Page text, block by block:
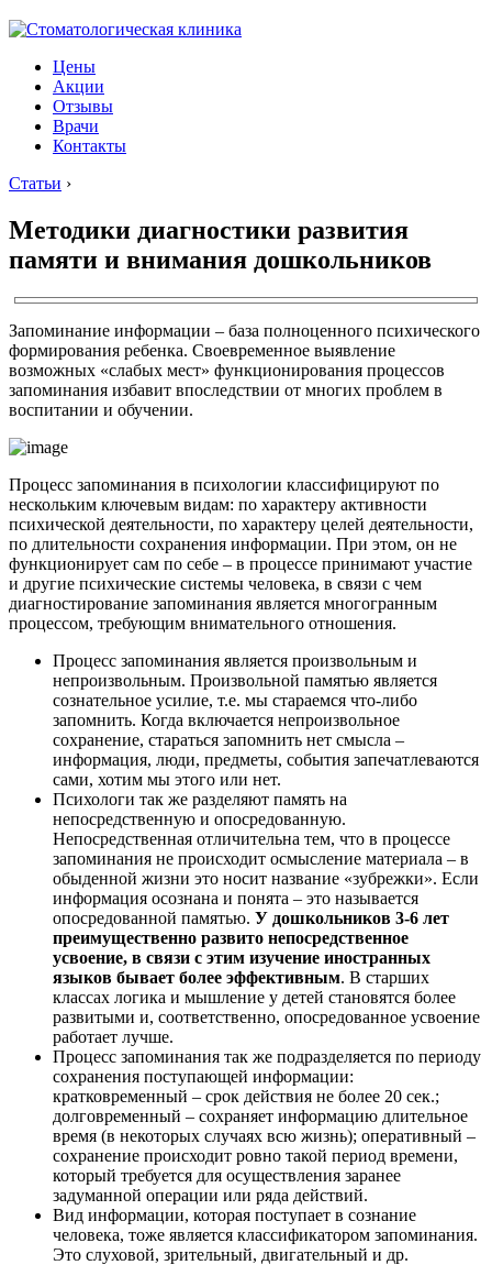
Цены
Акции
Отзывы
Врачи
Контакты
Статьи ›
Методики диагностики развития
памяти и внимания дошкольников
Запоминание информации – база полноценного психического
формирования ребенка. Своевременное выявление
возможных «слабых мест» функционирования процессов
запоминания избавит впоследствии от многих проблем в
воспитании и обучении.
Процесс запоминания в психологии классифицируют по
нескольким ключевым видам: по характеру активности
психической деятельности, по характеру целей деятельности,
по длительности сохранения информации. При этом, он не
функционирует сам по себе – в процессе принимают участие
и другие психические системы человека, в связи с чем
диагностирование запоминания является многогранным
процессом, требующим внимательного отношения.
Процесс запоминания является произвольным и
непроизвольным. Произвольной памятью является
сознательное усилие, т.е. мы стараемся что-либо
запомнить. Когда включается непроизвольное
сохранение, стараться запомнить нет смысла –
информация, люди, предметы, события запечатлеваются
сами, хотим мы этого или нет.
Психологи так же разделяют память на
непосредственную и опосредованную.
Непосредственная отличительна тем, что в процессе
запоминания не происходит осмысление материала – в
обыденной жизни это носит название «зубрежки». Если
информация осознана и понята – это называется
опосредованной памятью. У дошкольников 3-6 лет
преимущественно развито непосредственное
усвоение, в связи с этим изучение иностранных
языков бывает более эффективным. В старших
классах логика и мышление у детей становятся более
развитыми и, соответственно, опосредованное усвоение
работает лучше.
Процесс запоминания так же подразделяется по периоду
сохранения поступающей информации:
кратковременный – срок действия не более 20 сек.;
долговременный – сохраняет информацию длительное
время (в некоторых случаях всю жизнь); оперативный –
сохранение происходит ровно такой период времени,
который требуется для осуществления заранее
задуманной операции или ряда действий.
Вид информации, которая поступает в сознание
человека, тоже является классификатором запоминания.
Это слуховой, зрительный, двигательный и др.